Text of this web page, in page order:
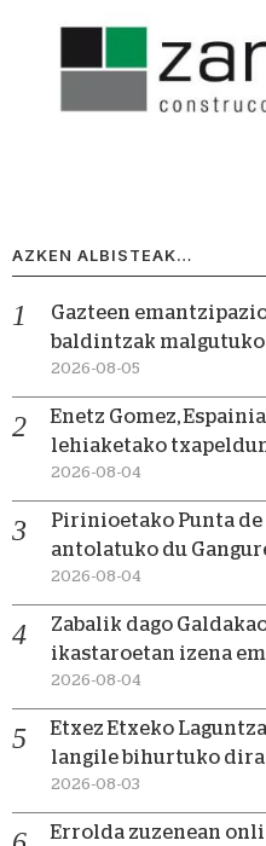
AZKEN ALBISTEAK…
Gazteen
baldintzak
2026-08-05
Enetz Gomez,
lehiaketako
2026-08-04
Pirinioetako Punta
antolatuko du
2026-08-04
Zabalik dago
ikastaroetan izena
2026-08-04
Etxez Etxeko
langile bihurtuko dira
2026-08-03
Errolda zuzenean